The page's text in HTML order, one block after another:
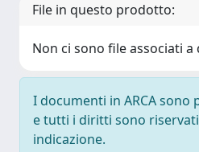
File in questo prodotto:
Non ci sono file associati
I documenti in ARCA
e tutti i diritti sono
indicazione.